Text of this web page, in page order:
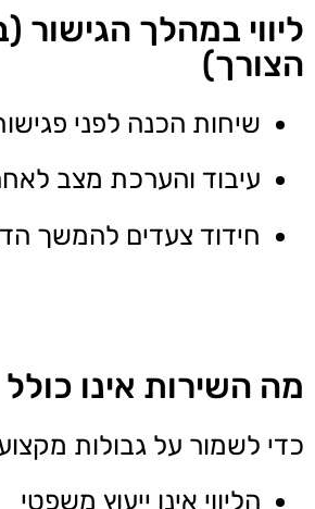
ליווי במהלך הגישור
הצורך)
שיחות הכנה לפני
עיבוד והערכת מצב
חידוד צעדים להמשך
מה השירות אינו כולל
כדי לשמור על גבולות
הליווי אינו ייעוץ משפטי